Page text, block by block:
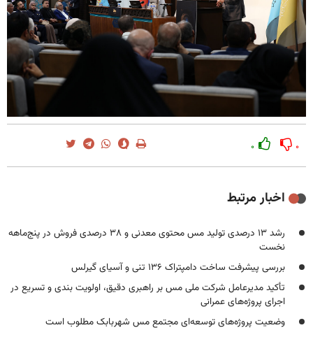
۰ ۰
اخبار مرتبط
رشد ۱۳ درصدی تولید مس محتوی معدنی و ۳۸ درصدی فروش در پنج‌ماهه
نخست
بررسی پیشرفت ساخت دامپتراک ۱۳۶ تنی و آسیای گیرلس
تأکید مدیرعامل شرکت ملی مس بر راهبری دقیق، اولویت بندی و تسریع در
اجرای پروژه‌های عمرانی
وضعیت پروژه‌های توسعه‌ای مجتمع مس شهربابک مطلوب است